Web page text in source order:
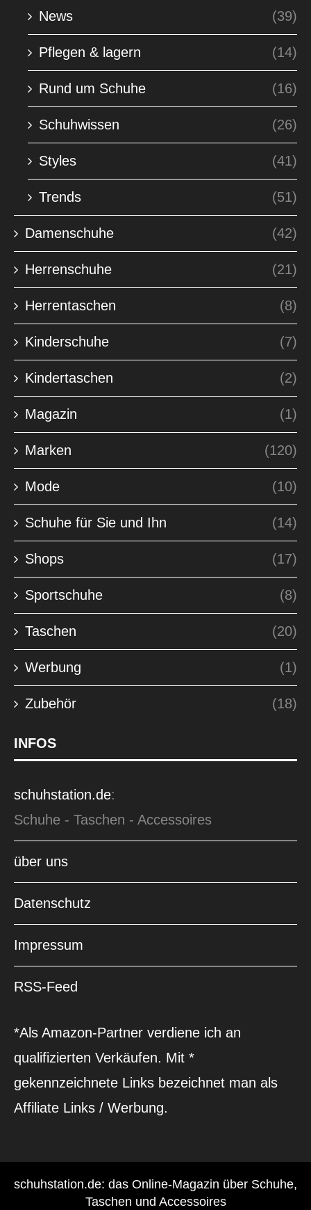
News (39)
Pflegen & lagern (14)
Rund um Schuhe (16)
Schuhwissen (26)
Styles (41)
Trends (51)
Damenschuhe (42)
Herrenschuhe (21)
Herrentaschen (8)
Kinderschuhe (7)
Kindertaschen (2)
Magazin (1)
Marken (120)
Mode (10)
Schuhe für Sie und Ihn (14)
Shops (17)
Sportschuhe (8)
Taschen (20)
Werbung (1)
Zubehör (18)
INFOS
schuhstation.de:
Schuhe - Taschen - Accessoires
über uns
Datenschutz
Impressum
RSS-Feed
*Als Amazon-Partner verdiene ich an
qualifizierten Verkäufen. Mit *
gekennzeichnete Links bezeichnet man als
Affiliate Links / Werbung.
schuhstation.de: das Online-Magazin über Schuhe,
Taschen und Accessoires